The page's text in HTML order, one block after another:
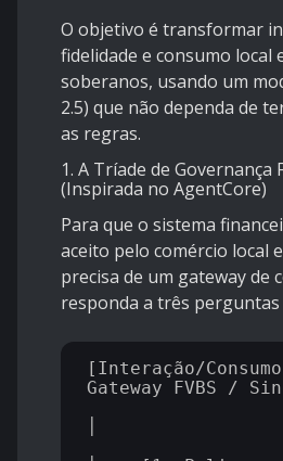
O objetivo é transformar
fidelidade e consumo local
soberanos, usando um
2.5) que não dependa de
as regras.
1. A Tríade de Governança
(Inspirada no AgentCore)
Para que o sistema
aceito pelo comércio local
precisa de um gateway de
responda a três
[Interação/
Gateway FVBS /